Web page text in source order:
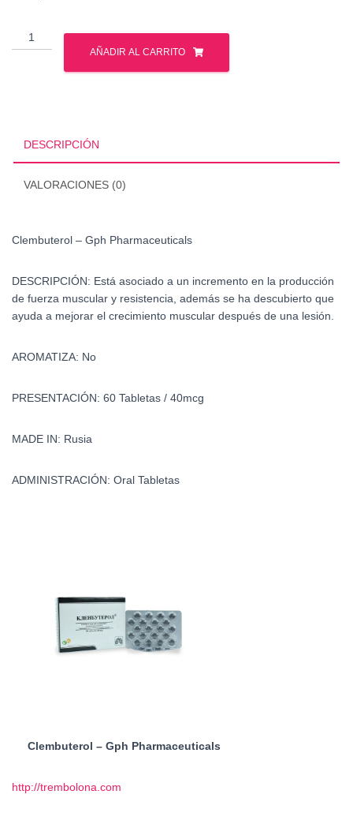
Clembuterol
-
AÑADIR AL CARRITO
DESCRIPCIÓN
VALORACIONES (0)
Clembuterol – Gph Pharmaceuticals
DESCRIPCIÓN: Está asociado a un incremento en la producción
de fuerza muscular y resistencia, además se ha descubierto que
ayuda a mejorar el crecimiento muscular después de una lesión.
AROMATIZA: No
PRESENTACIÓN: 60 Tabletas / 40mcg
MADE IN: Rusia
ADMINISTRACIÓN: Oral Tabletas
Clembuterol – Gph Pharmaceuticals
http://trembolona.com